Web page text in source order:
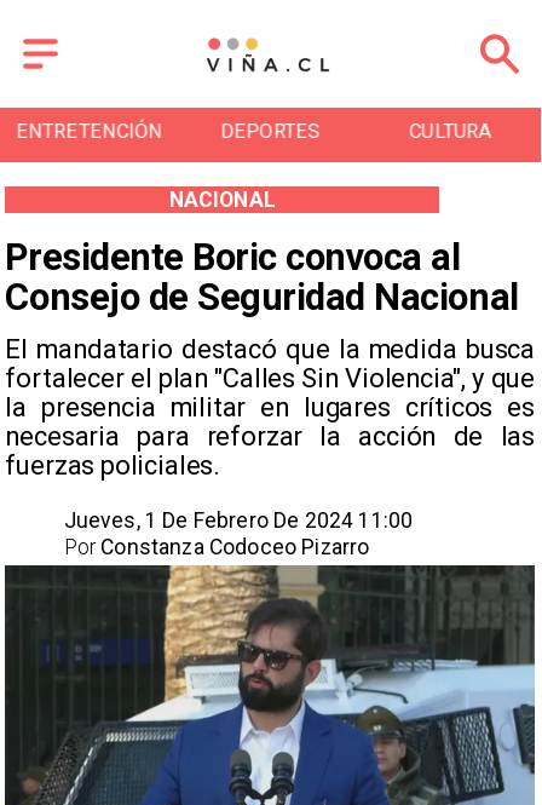
DEPORTES CULTURA TURISMO
Presidente Boric convoca al
Consejo de Seguridad Nacional
​El mandatario destacó que la medida busca
fortalecer el plan "Calles Sin Violencia", y que
la presencia militar en lugares críticos es
necesaria para reforzar la acción de las
fuerzas policiales.
NACIONAL
Jueves, 1 De Febrero De 2024 11:00
Constanza Codoceo Pizarro
Por